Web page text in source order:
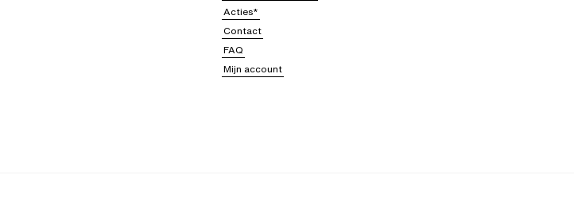
Acties*
Contact
FAQ
Mijn account